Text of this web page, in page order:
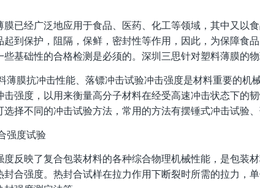
膜已经广泛地应用于食品、医药、化工等领域，其中又以
起到保护，阻隔，保鲜，密封性等作用，因此，为保障食
些基础性的合格检测是必须的。深圳三思针对塑料薄膜的
薄膜抗冲击性能、落镖冲击试验冲击强度是材料重要的机
击强度，以用来衡量高分子材料在经受高速冲击状态下的
选择不同的冲击试验方法，常用的方法有摆锤式冲击试验
强度试验
度反映了复合包装材料的各种综合物理机械性能，是包装
封合强度。热封合试样在拉力作用下断裂时所需的拉力，